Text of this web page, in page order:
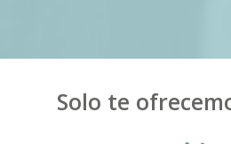
Solo te